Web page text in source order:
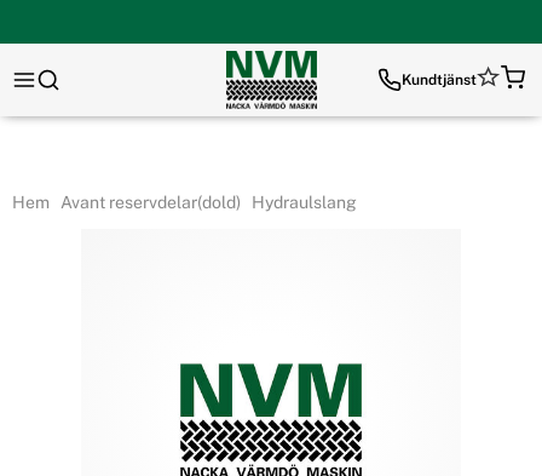
Kundtjänst
Hem Avant reservdelar(dold) Hydraulslang